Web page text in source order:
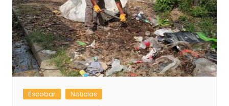
Escobar Noticias